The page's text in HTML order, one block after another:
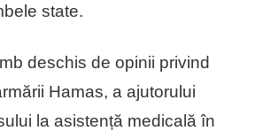
state.
deschis de opinii privind
Hamas, a ajutorului
la asistență medicală în